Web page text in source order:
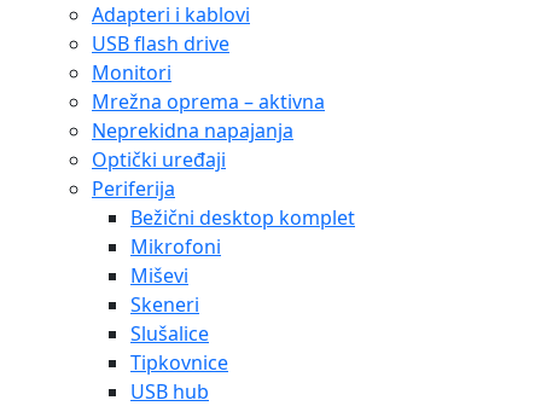
Adapteri i kablovi
USB flash drive
Monitori
Mrežna oprema – aktivna
Neprekidna napajanja
Optički uređaji
Periferija
Bežični desktop komplet
Mikrofoni
Miševi
Skeneri
Slušalice
Tipkovnice
USB hub